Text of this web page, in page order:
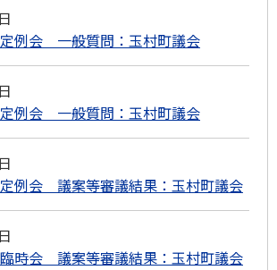
例会 一般質問：玉村町議会
例会 一般質問：玉村町議会
例会 議案等審議結果：玉村町議会
時会 議案等審議結果：玉村町議会